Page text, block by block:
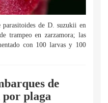
parasitoides de D. suzukii en
trampeo en zarzamora; las
con 100 larvas y 100
de
plaga